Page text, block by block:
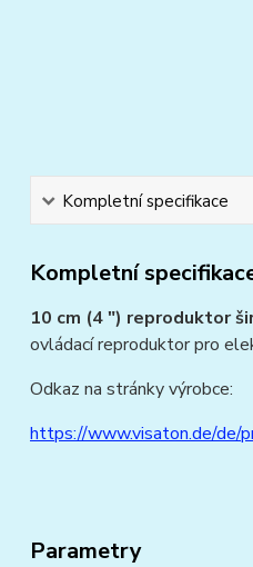
Kompletní specifikace
Kompletní
10 cm (4 ") reproduktor
ovládací reproduktor pro
Odkaz na stránky výrobce:
https://www.visaton.de/de/
Parametry